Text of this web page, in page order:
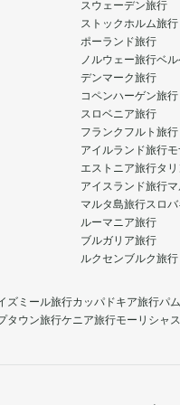
スウェーデン旅行
ストックホルム旅行
ポーランド旅行
ノルウェー旅行ベ
デンマーク旅行
コペンハーゲン旅行
スロベニア旅行
フランクフルト旅行
アイルランド旅行
エストニア旅行タ
アイスランド旅行
マルタ島旅行スロ
ルーマニア旅行
ブルガリア旅行
ルクセンブルク旅行
ズミール旅行カッパドキア旅行パ
タウン旅行ケニア旅行モーリシャ